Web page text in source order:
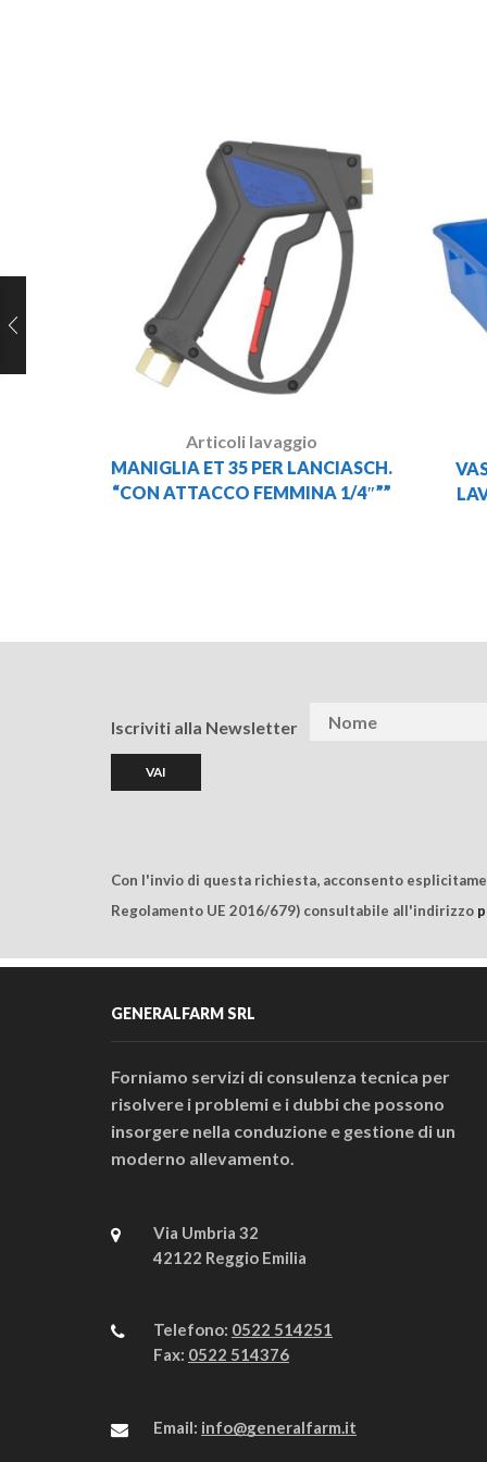
Articoli lavaggio
MANIGLIA ET 35 PER LANCIASCH.
“CON ATTACCO FEMMINA 1/4″””
Iscriviti alla Newsletter
Con l'invio di questa richiesta, acconsento
Regolamento UE 2016/679) consultabile all'indirizzo
GENERALFARM SRL
Forniamo servizi di consulenza tecnica per
risolvere i problemi e i dubbi che possono
insorgere nella conduzione e gestione di un
moderno allevamento.
Via Umbria 32
42122 Reggio Emilia
Telefono: 0522 514251
Fax: 0522 514376
Email: info@generalfarm.it